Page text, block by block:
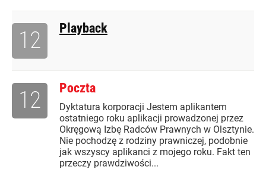
Playback
12
Poczta
Dyktatura korporacji Jestem aplikantem
ostatniego roku aplikacji prowadzonej przez
Okręgową Izbę Radców Prawnych w Olsztynie.
Nie pochodzę z rodziny prawniczej, podobnie
jak wszyscy aplikanci z mojego roku. Fakt ten
przeczy prawdziwości...
12